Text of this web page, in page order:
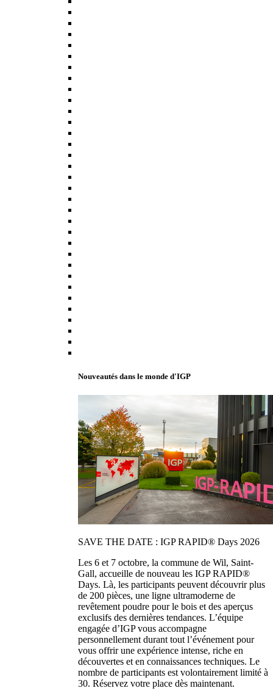
Nouveautés dans le monde d'IGP
SAVE THE DATE : IGP RAPID® Days 2026
Les 6 et 7 octobre, la commune de Wil, Saint-
Gall, accueille de nouveau les IGP RAPID®
Days. Là, les participants peuvent découvrir plus
de 200 pièces, une ligne ultramoderne de
revêtement poudre pour le bois et des aperçus
exclusifs des dernières tendances. L’équipe
engagée d’IGP vous accompagne
personnellement durant tout l’événement pour
vous offrir une expérience intense, riche en
découvertes et en connaissances techniques. Le
nombre de participants est volontairement limité à
30. Réservez votre place dès maintenant.